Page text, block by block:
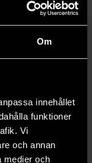
Om
innehållet
funktioner
Vi
och annan
medier och